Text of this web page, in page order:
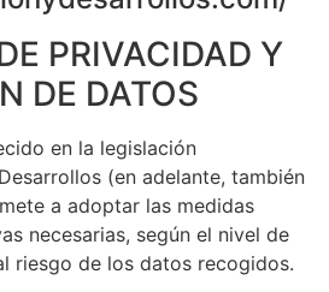
PRIVACIDAD Y
DE DATOS
en la legislación
(en adelante, también
a adoptar las medidas
necesarias, según el nivel de
riesgo de los datos recogidos.